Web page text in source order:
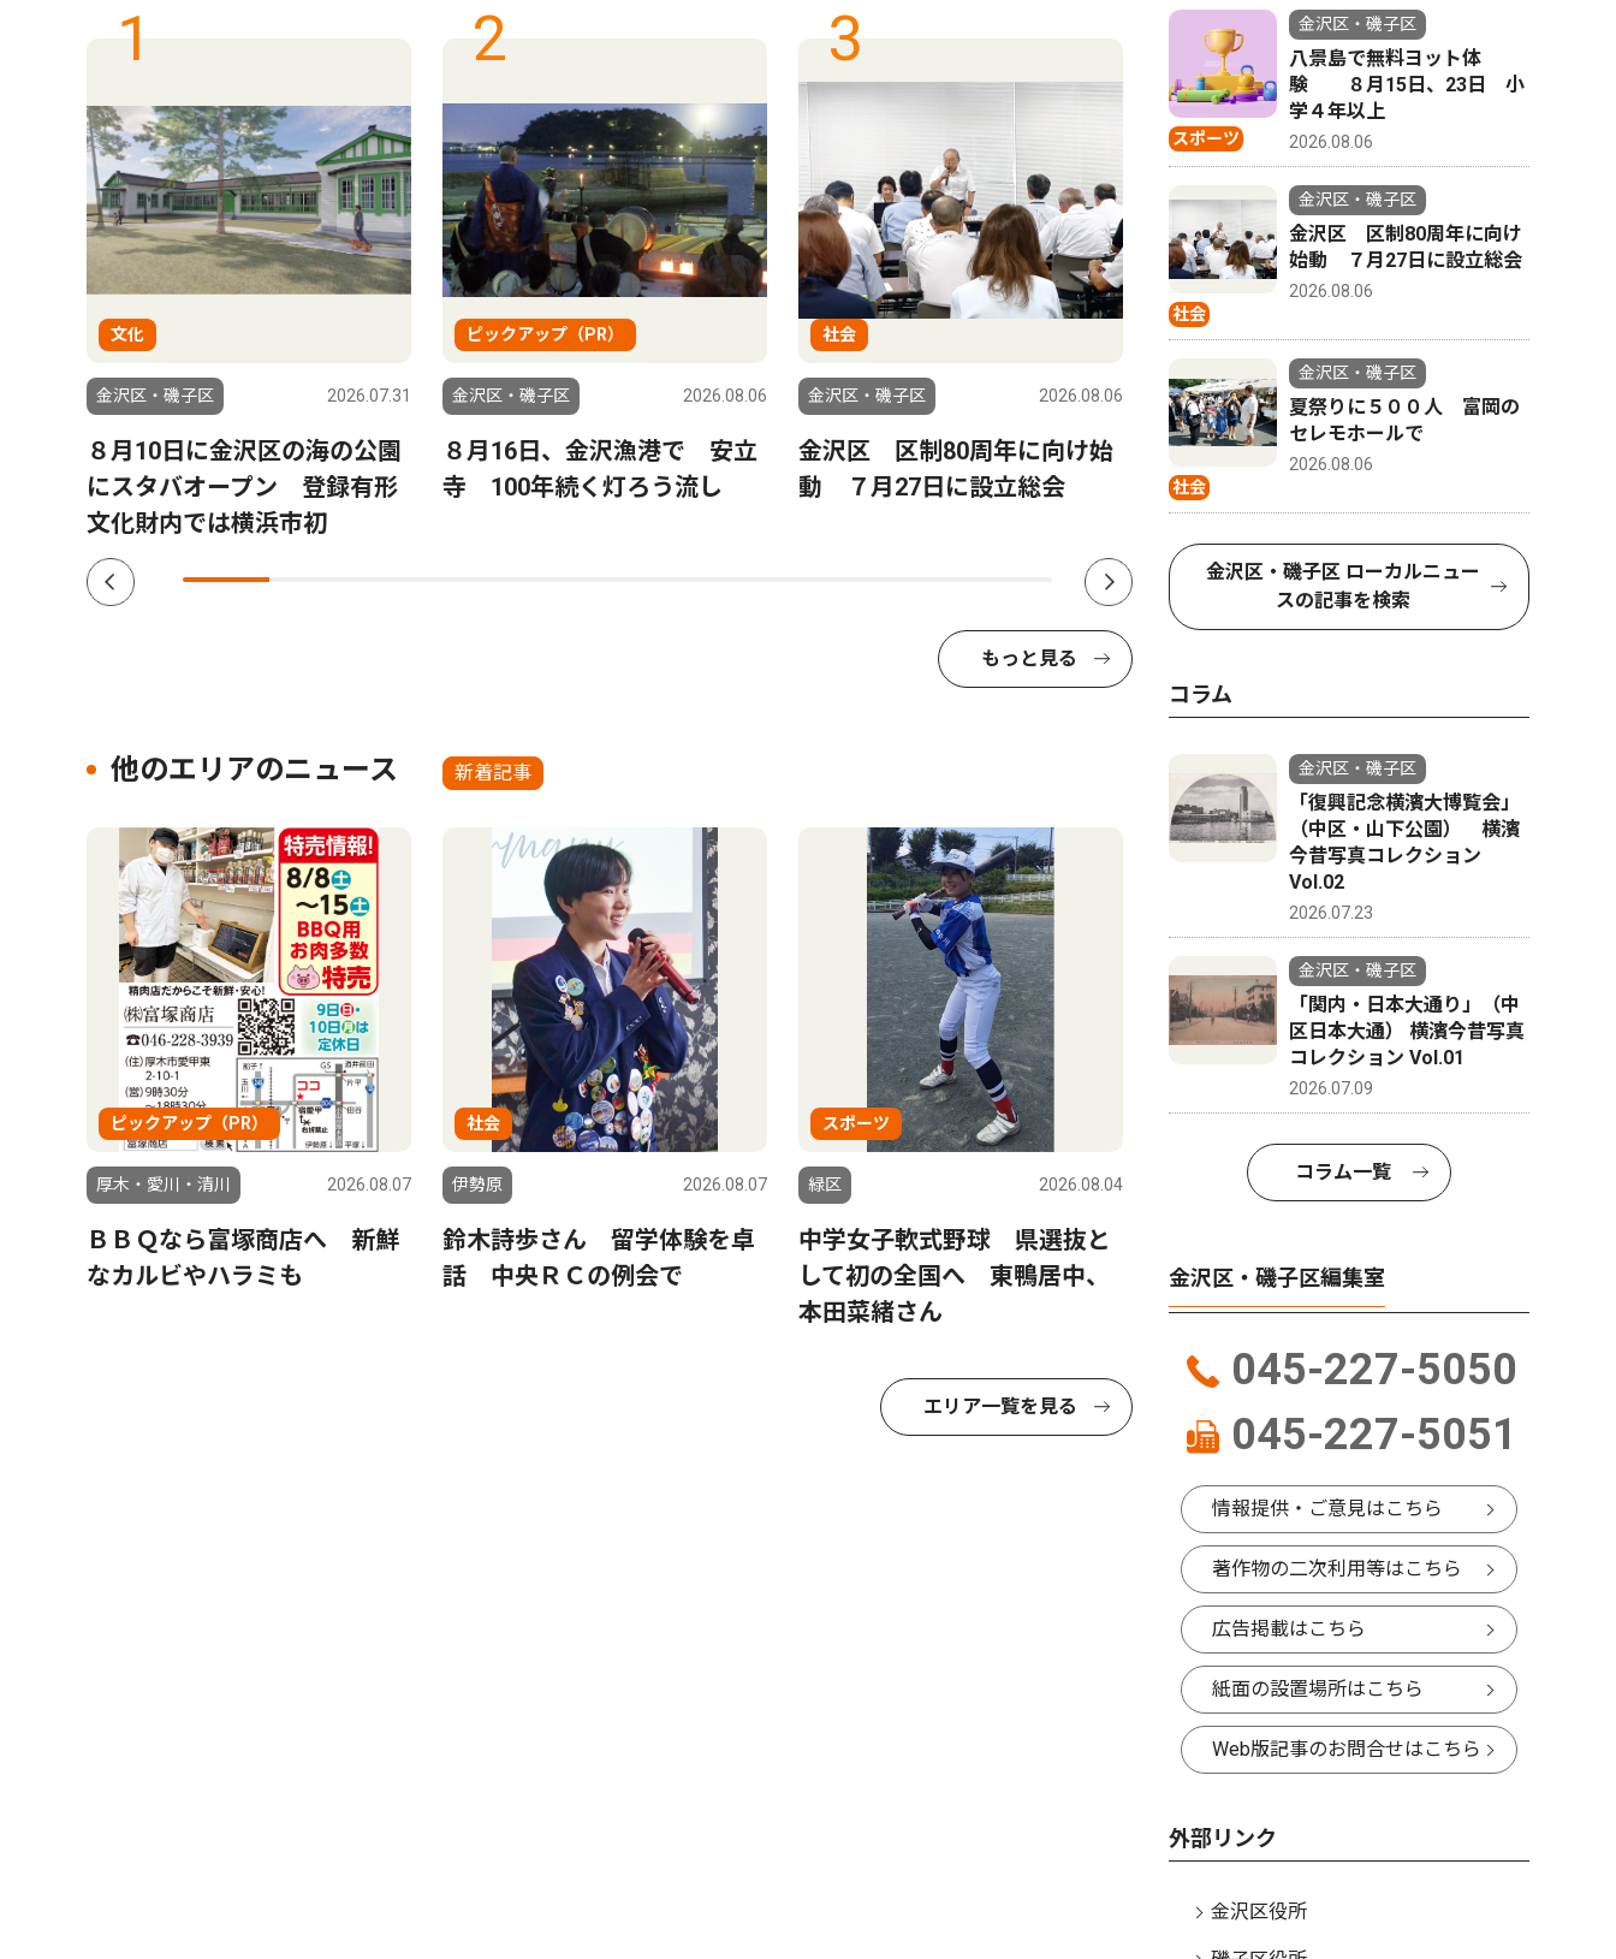
1
文化
金沢区・磯子区 2026.07.31
８月10日に金沢区の海の公園
にスタバオープン 登録有形
文化財内では横浜市初
2
ピックアップ（PR）
金沢区・磯子区 2026.08.06
８月16日、金沢漁港で 安立
寺 100年続く灯ろう流し
3
社会
金沢区・磯子区 2026.08.06
金沢区 区制80周年に向け始
動 ７月27日に設立総会
4
トップニュース
金沢区・磯子区 2026.08.06
六浦で通学見守る90歳 無事
故を願い20年以上
もっと見る
他のエリアのニュース 新着記事
ピックアップ（PR）
厚木・愛川・清川 2026.08.07
ＢＢＱなら富塚商店へ 新鮮
なカルビやハラミも
社会
伊勢原 2026.08.07
鈴木詩歩さん 留学体験を卓
話 中央ＲＣの例会で
スポーツ
緑区 2026.08.04
中学女子軟式野球 県選抜と
して初の全国へ 東鴨居中、
本田菜緒さん
エリア一覧を見る
スポーツ
金沢区・磯子区
八景島で無料ヨット体
験 ８月15日、23日 小
学４年以上
2026.08.06
社会
金沢区・磯子区
金沢区 区制80周年に向け
始動 ７月27日に設立総会
2026.08.06
社会
金沢区・磯子区
夏祭りに５００人 富岡の
セレモホールで
2026.08.06
金沢区・磯子区 ローカルニュー
スの記事を検索
コラム
金沢区・磯子区
「復興記念横濱大博覧会」
（中区・山下公園） 横濱
今昔写真コレクション
Vol.02
2026.07.23
金沢区・磯子区
「関内・日本大通り」（中
区日本大通） 横濱今昔写真
コレクション Vol.01
2026.07.09
コラム一覧
金沢区・磯子区編集室
045-227-5050
045-227-5051
情報提供・ご意見はこちら
著作物の二次利用等はこちら
広告掲載はこちら
紙面の設置場所はこちら
Web版記事のお問合せはこちら
外部リンク
金沢区役所